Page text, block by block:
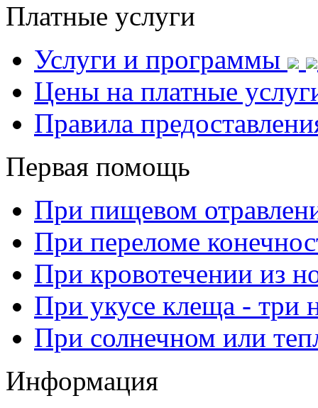
Платные услуги
Услуги и программы
Цены на платные
Правила
Первая помощь
При пищевом
При переломе
При кровотечении из
При укусе клеща - три
При солнечном или
Информация